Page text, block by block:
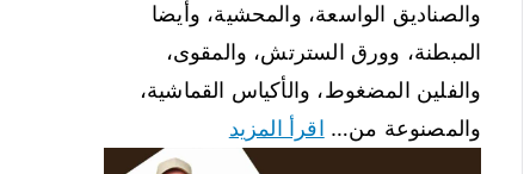
والصناديق الواسعة، والمحشية، وأيضا
المبطنة، وورق السترتش، والمقوى،
والفلين المضغوط، والأكياس القماشية،
والمصنوعة من… اقرأ المزيد